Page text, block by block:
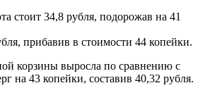
стоит 34,8 рубля, подорожав на 41
прибавив в стоимости 44 копейки.
корзины выросла по сравнению с
на 43 копейки, составив 40,32 рубля.